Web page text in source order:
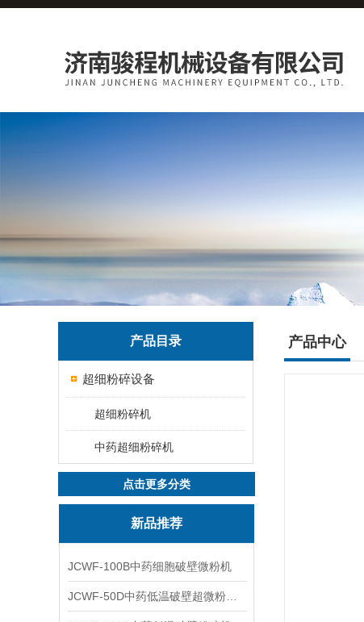
产品目录
超细粉碎设备
超细粉碎机
中药超细粉碎机
点击更多分类
新品推荐
JCWF-100B中药细胞破壁微粉机
产品中心